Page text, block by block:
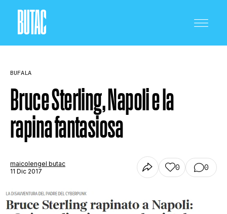
CRONACA E POLITICA
SCIENZA E TECNOLOGIA
SALUTE E MEDICINA
BUFALA
Bruce Sterling, Napoli e la
rapina fantasiosa
maicolengel butac
11 Dic 2017
0 0